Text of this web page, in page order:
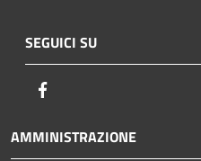
SEGUICI SU
AMMINISTRAZIONE